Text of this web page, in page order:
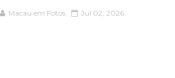
Macau em Fotos Jul 02, 2026